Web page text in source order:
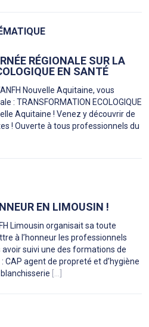
RÉGIONALE SUR LA
EN SANTÉ
Nouvelle Aquitaine, vous
: TRANSFORMATION ECOLOGIQUE
Aquitaine ! Venez y découvrir de
! Ouverte à tous professionnels du
EN LIMOUSIN !
Limousin organisait sa toute
à l’honneur les professionnels
suivi une des formations de
CAP agent de propreté et d’hygiène
[...]